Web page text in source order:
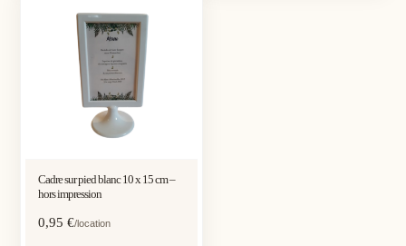
Cadre sur pied blanc 10 x 15 cm –
hors impression
0,95€/location